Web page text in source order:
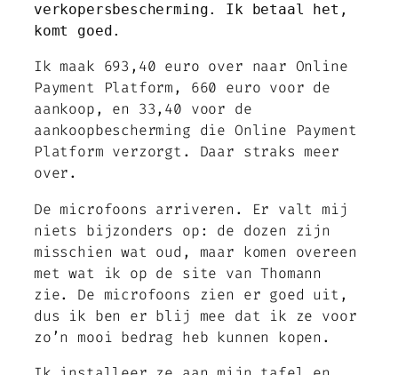
verkopersbescherming. Ik betaal het,
komt goed.
Ik maak 693,40 euro over naar Online
Payment Platform, 660 euro voor de
aankoop, en 33,40 voor de
aankoopbescherming die Online Payment
Platform verzorgt. Daar straks meer
over.
De microfoons arriveren. Er valt mij
niets bijzonders op: de dozen zijn
misschien wat oud, maar komen overeen
met wat ik op de site van Thomann
zie. De microfoons zien er goed uit,
dus ik ben er blij mee dat ik ze voor
zo’n mooi bedrag heb kunnen kopen.